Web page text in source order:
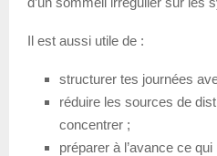
Il est aussi utile de :
structurer tes journées
réduire les sources de
concentrer ;
préparer à l’avance ce qui